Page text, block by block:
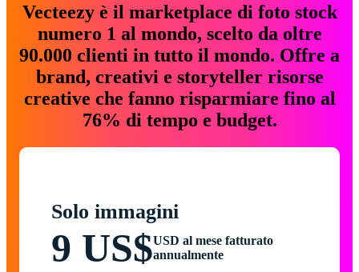
Vecteezy è il marketplace di foto stock
numero 1 al mondo, scelto da oltre
90.000 clienti in tutto il mondo. Offre a
brand, creativi e storyteller risorse
creative che fanno risparmiare fino al
76% di tempo e budget.
Solo immagini
9 US$USD al mese fatturato
annualmente